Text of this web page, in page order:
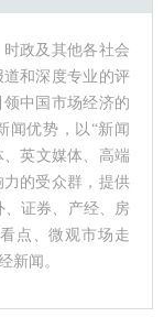
政及其他各社会
和深度专业的评
中国市场经济的
闻优势，以“新闻
英文媒体、高端
的受众群，提供
证券、产经、房
点、微观市场走
新闻。